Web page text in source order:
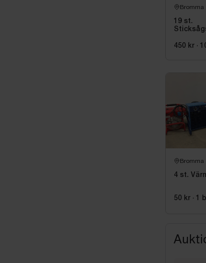
Bromma
19 st.
st/paket
450 kr ·
Bromma
4 st.
50 kr · 1